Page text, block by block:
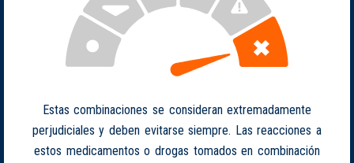
Estas combinaciones se consideran extremadamente
perjudiciales y deben evitarse siempre. Las reacciones a
estos medicamentos o drogas tomados en combinación